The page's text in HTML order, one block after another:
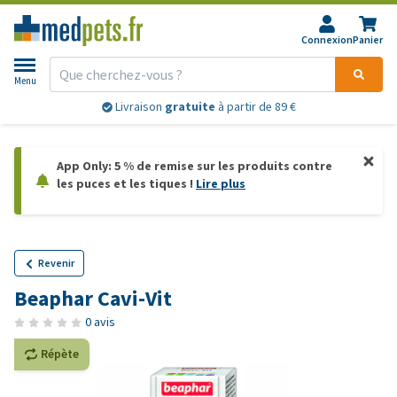
ConnexionPanier
Menu
Livraison gratuite à partir de 89 €
App Only: 5 % de remise sur les produits contre
les puces et les tiques ! Lire plus
Revenir
Beaphar Cavi-Vit
0 avis
Répète